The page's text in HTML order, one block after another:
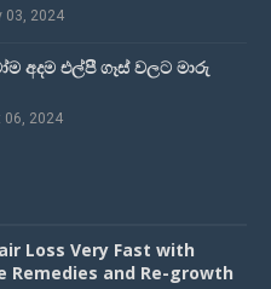
03, 2024
අදම එල්පී ගෑස් වලට මාරු
06, 2024
Loss Very Fast with
Remedies and Re-growth